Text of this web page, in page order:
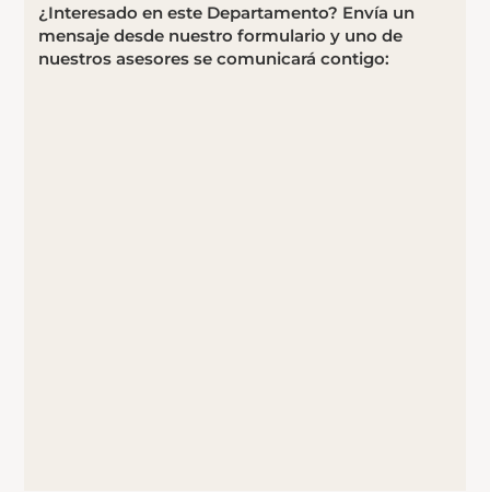
¿Interesado en este Departamento? Envía un
mensaje desde nuestro formulario y uno de
nuestros asesores se comunicará contigo: